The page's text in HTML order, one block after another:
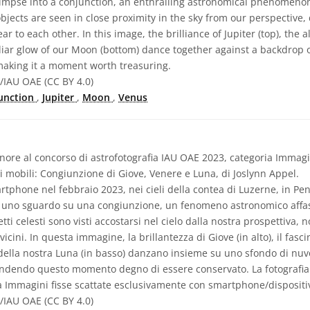
are seen in close proximity in the sky from our
to each other. In this image, the brilliance of Jupiter (top), the
glow of our Moon (bottom) dance together against a backdrop
it a moment worth treasuring.
OAE (CC BY 4.0)
, Jupiter , Moon , Venus
al concorso di astrofotografia IAU OAE 2023, categoria
Congiunzione di Giove, Venere e Luna, di Joslynn Appel.
nel febbraio 2023, nei cieli della contea di Luzerne, in
sguardo su una congiunzione, un fenomeno astronomico
celesti sono visti accostarsi nel cielo dalla nostra prospettiva,
In questa immagine, la brillantezza di Giove (in alto), il
nostra Luna (in basso) danzano insieme su uno sfondo di
questo momento degno di essere conservato. La
Immagini fisse scattate esclusivamente con smartphone/
OAE (CC BY 4.0)